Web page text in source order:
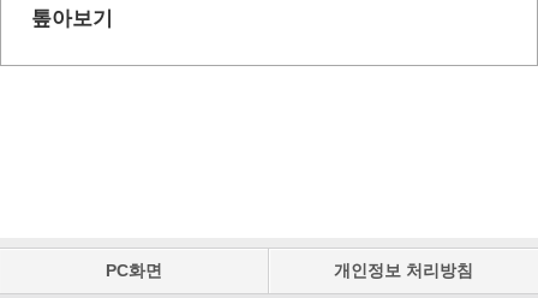
톺아보기
PC화면 개인정보 처리방침